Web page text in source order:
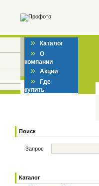
» Каталог
» О
компании
» Акции
» Где
купить
Поиск
Запрос
Каталог